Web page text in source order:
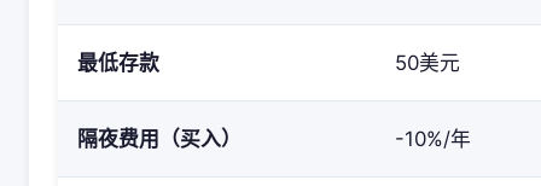
最低存款 50美元
隔夜费用（买入） -10%/年